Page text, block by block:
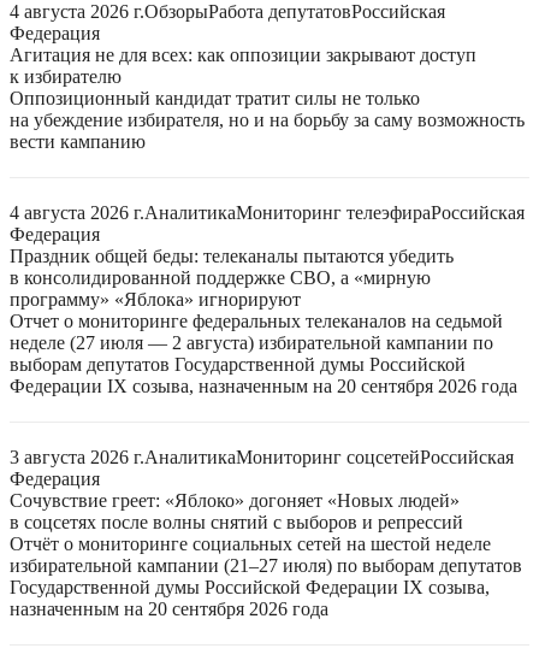
4 августа 2026 г.ОбзорыРабота депутатовРоссийская
Федерация
Агитация не для всех: как оппозиции закрывают доступ
к избирателю
Оппозиционный кандидат тратит силы не только
на убеждение избирателя, но и на борьбу за саму возможность
вести кампанию
4 августа 2026 г.АналитикаМониторинг телеэфираРоссийская
Федерация
Праздник общей беды: телеканалы пытаются убедить
в консолидированной поддержке СВО, а «мирную
программу» «Яблока» игнорируют
Отчет о мониторинге федеральных телеканалов на седьмой
неделе (27 июля — 2 августа) избирательной кампании по
выборам депутатов Государственной думы Российской
Федерации IX созыва, назначенным на 20 сентября 2026 года
3 августа 2026 г.АналитикаМониторинг соцсетейРоссийская
Федерация
Сочувствие греет: «Яблоко» догоняет «Новых людей»
в соцсетях после волны снятий с выборов и репрессий
Отчёт о мониторинге социальных сетей на шестой неделе
избирательной кампании (21–27 июля) по выборам депутатов
Государственной думы Российской Федерации IX созыва,
назначенным на 20 сентября 2026 года